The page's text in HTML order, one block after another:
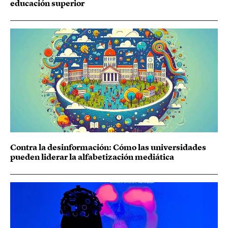
educación superior
Contra la desinformación: Cómo las universidades
pueden liderar la alfabetización mediática